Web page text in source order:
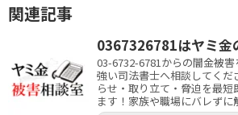
関連記事
0367326781はヤミ金
03-6732-6781からの闇金被
強い司法書士へ相談してく
らせ・取り立て・脅迫を最
ます！家族や職場にバレずに